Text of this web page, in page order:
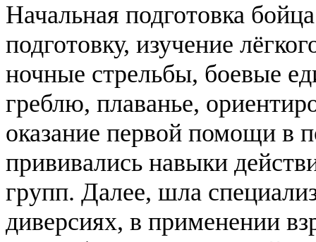
Начальная подготовка
подготовку, изучение
ночные стрельбы, боевые
греблю, плаванье,
оказание первой помощи в
прививались навыки
групп. Далее, шла
диверсиях, в применении